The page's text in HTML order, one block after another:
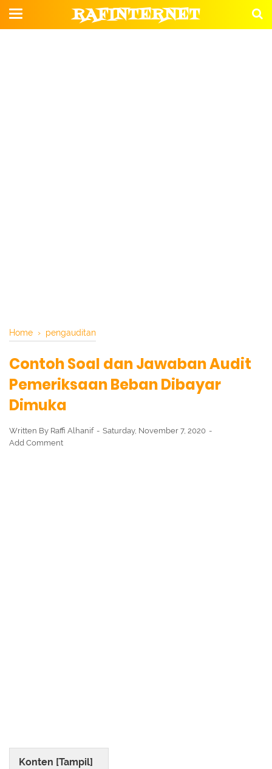
RAFINTERNET
Home › pengauditan
Contoh Soal dan Jawaban Audit
Pemeriksaan Beban Dibayar
Dimuka
Written By Raffi Alhanif
Saturday, November 7, 2020
Add Comment
Konten [Tampil]